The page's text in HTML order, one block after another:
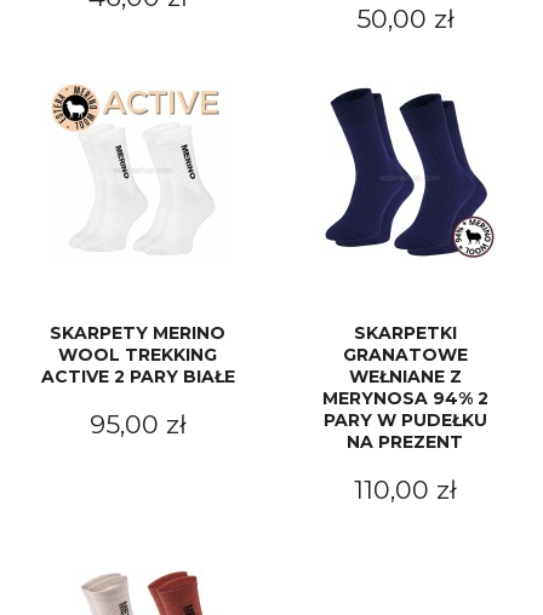
50,00 zł
SKARPETY MERINO
WOOL TREKKING
ACTIVE 2 PARY BIAŁE
95,00 zł
SKARPETKI
GRANATOWE
WEŁNIANE Z
MERYNOSA 94% 2
PARY W PUDEŁKU
NA PREZENT
110,00 zł